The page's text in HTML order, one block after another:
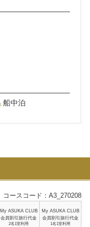
船中泊
コースコード：A3_270208
My ASUKA CLUB
会員割引旅行代金
2名1室利用
My ASUKA CLUB
会員割引旅行代金
1名1室利用